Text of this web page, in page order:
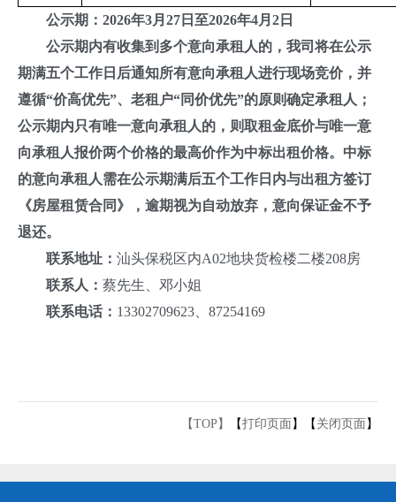
公示期：2026年3月27日至2026年4月2日
公示期内有收集到多个意向承租人的，我司将在公示
期满五个工作日后通知所有意向承租人进行现场竞价，并
遵循“价高优先”、老租户“同价优先”的原则确定承租人；
公示期内只有唯一意向承租人的，则取租金底价与唯一意
向承租人报价两个价格的最高价作为中标出租价格。中标
的意向承租人需在公示期满后五个工作日内与出租方签订
《房屋租赁合同》，逾期视为自动放弃，意向保证金不予
退还。
联系地址： 汕头保税区内A02地块货检楼二楼208房
联系人： 蔡先生、邓小姐
联系电话： 13302709623、87254169
【TOP】 【打印页面 】【 关闭页面 】